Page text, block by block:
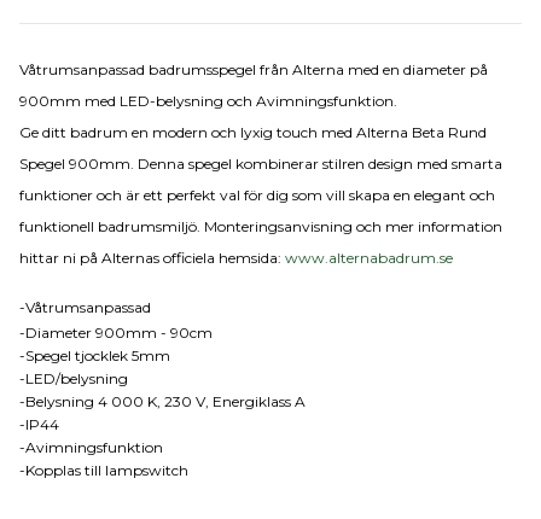
Våtrumsanpassad badrumsspegel från Alterna med en diameter på
900mm med LED-belysning och Avimningsfunktion.
Ge ditt badrum en modern och lyxig touch med Alterna Beta Rund
Spegel 900mm. Denna spegel kombinerar stilren design med smarta
funktioner och är ett perfekt val för dig som vill skapa en elegant och
funktionell badrumsmiljö. Monteringsanvisning och mer information
hittar ni på Alternas officiela hemsida: www.alternabadrum.se
-Våtrumsanpassad
-Diameter 900mm - 90cm
-Spegel tjocklek 5mm
-LED/belysning
-Belysning 4 000 K, 230 V, Energiklass A
-IP44
-Avimningsfunktion
-Kopplas till lampswitch